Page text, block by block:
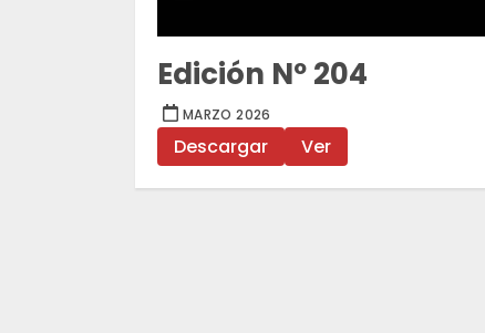
Edición Nº 204
MARZO 2026
Descargar Ver